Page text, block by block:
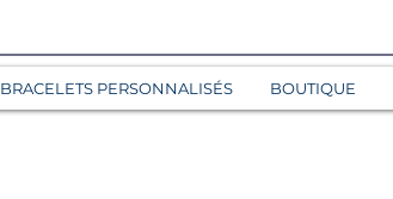
BRACELETS PERSONNALISÉS BOUTIQUE